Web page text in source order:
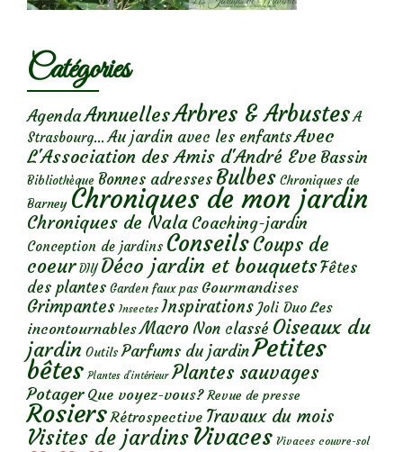
Catégories
AgendaAnnuellesArbres & Arbustes A
Strasbourg... Au jardin avec les enfantsAvec
L'Association des Amis d'André Eve Bassin
Bibliothèque Bonnes adresses Bulbes Chroniques de
Barney Chroniques de mon jardin
Chroniques de Nala Coaching-jardin
Conception de jardins ConseilsCoups de
coeur DIY Déco jardin et bouquetsFêtes
des plantes Garden faux pas Gourmandises
Grimpantes Insectes Inspirations Joli Duo Les
incontournables Macro Non classé Oiseaux du
jardin Outils Parfums du jardinPetites
bêtes Plantes d’intérieur Plantes sauvages
Potager Que voyez-vous? Revue de presse
Rosiers Rétrospective Travaux du mois
Visites de jardins Vivaces Vivaces couvre-sol